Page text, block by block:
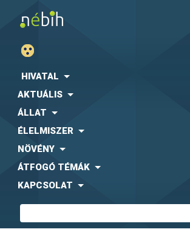
HIVATAL
AKTUÁLIS
ÁLLAT
ÉLELMISZER
NÖVÉNY
ÁTFOGÓ TÉMÁK
KAPCSOLAT